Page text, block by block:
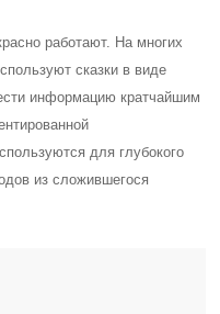
работают. На многих
сказки в виде
информацию кратчайшим
для глубокого
из сложившегося